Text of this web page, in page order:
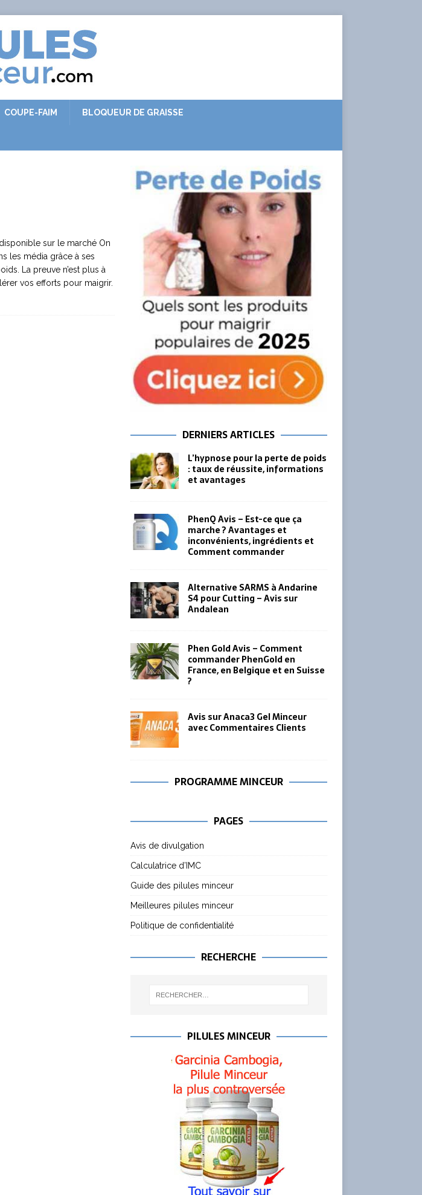
COUPE-FAIM BLOQUEUR DE GRAISSE
sur le marché On
les média grâce à ses
La preuve n’est plus à
vos efforts pour maigrir.
DERNIERS ARTICLES
L’hypnose pour la perte de poids
: taux de réussite, informations
et avantages
PhenQ Avis – Est-ce que ça
marche ? Avantages et
inconvénients, ingrédients et
Comment commander
Alternative SARMS à Andarine
S4 pour Cutting – Avis sur
Andalean
Phen Gold Avis – Comment
commander PhenGold en
France, en Belgique et en Suisse
?
Avis sur Anaca3 Gel Minceur
avec Commentaires Clients
PROGRAMME MINCEUR
PAGES
Avis de divulgation
Calculatrice d’IMC
Guide des pilules minceur
Meilleures pilules minceur
Politique de confidentialité
RECHERCHE
PILULES MINCEUR